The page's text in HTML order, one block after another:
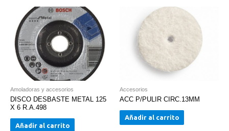
entrada:
60ºC.
Peso:
Dimesiones:
560/500x1090
mm
(largo
Amoladoras y accesorios
DISCO DESBASTE METAL 125
X 6 R.A.498
Añadir al carrito
Accesorios
ACC P/PULIR CIRC.13MM
Añadir al carrito